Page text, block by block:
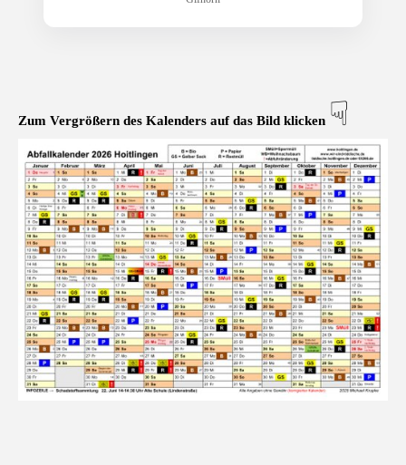
Zum Vergrößern des Kalenders auf das Bild klicken ☟